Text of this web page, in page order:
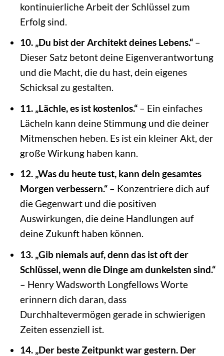
kontinuierliche Arbeit der Schlüssel zum
Erfolg sind.
10. „Du bist der Architekt deines Lebens.“–
Dieser Satz betont deine Eigenverantwortung
und die Macht, die du hast, dein eigenes
Schicksal zu gestalten.
11. „Lächle, es ist kostenlos.“– Ein einfaches
Lächeln kann deine Stimmung und die deiner
Mitmenschen heben. Es ist ein kleiner Akt, der
große Wirkung haben kann.
12. „Was du heute tust, kann dein gesamtes
Morgen verbessern.“– Konzentriere dich auf
die Gegenwart und die positiven
Auswirkungen, die deine Handlungen auf
deine Zukunft haben können.
13. „Gib niemals auf, denn das ist oft der
Schlüssel, wenn die Dinge am dunkelsten sind.“
– Henry Wadsworth Longfellows Worte
erinnern dich daran, dass
Durchhaltevermögen gerade in schwierigen
Zeiten essenziell ist.
14. „Der beste Zeitpunkt war gestern. Der